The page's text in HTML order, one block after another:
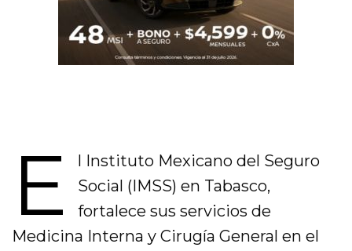
E
l Instituto Mexicano del Seguro
Social (IMSS) en Tabasco,
fortalece sus servicios de
Medicina Interna y Cirugía General en el